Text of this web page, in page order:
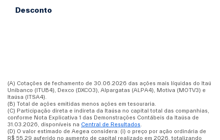
Desconto
(A) Cotações de fechamento de 30.06.2026 das ações mais líquidas do Itaú
Unibanco (ITUB4), Dexco (DXCO3), Alpargatas (ALPA4), Motiva (MOTV3) e
Itaúsa (ITSA4).
(B) Total de ações emitidas menos ações em tesouraria.
(C) Participação direta e indireta da Itaúsa no capital total das companhias,
conforme Nota Explicativa 1 das Demonstrações Contábeis da Itaúsa de
31.03.2026, disponíveis na Central de Resultados
(D) O valor estimado de Aegea considera: (i) o preço por ação ordinária de
R$ 55,29 auferido no aumento de capital realizado em 2026, totalizando